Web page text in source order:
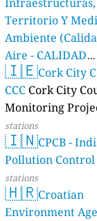
Territorio Y
Ambiente
Aire - CALIDAD
AMBIENTAL) 23
🇮🇪Cork City
CCC Cork City
Monitoring
stations
🇮🇳CPCB -
Pollution
stations
🇭🇷Croatian
Environment